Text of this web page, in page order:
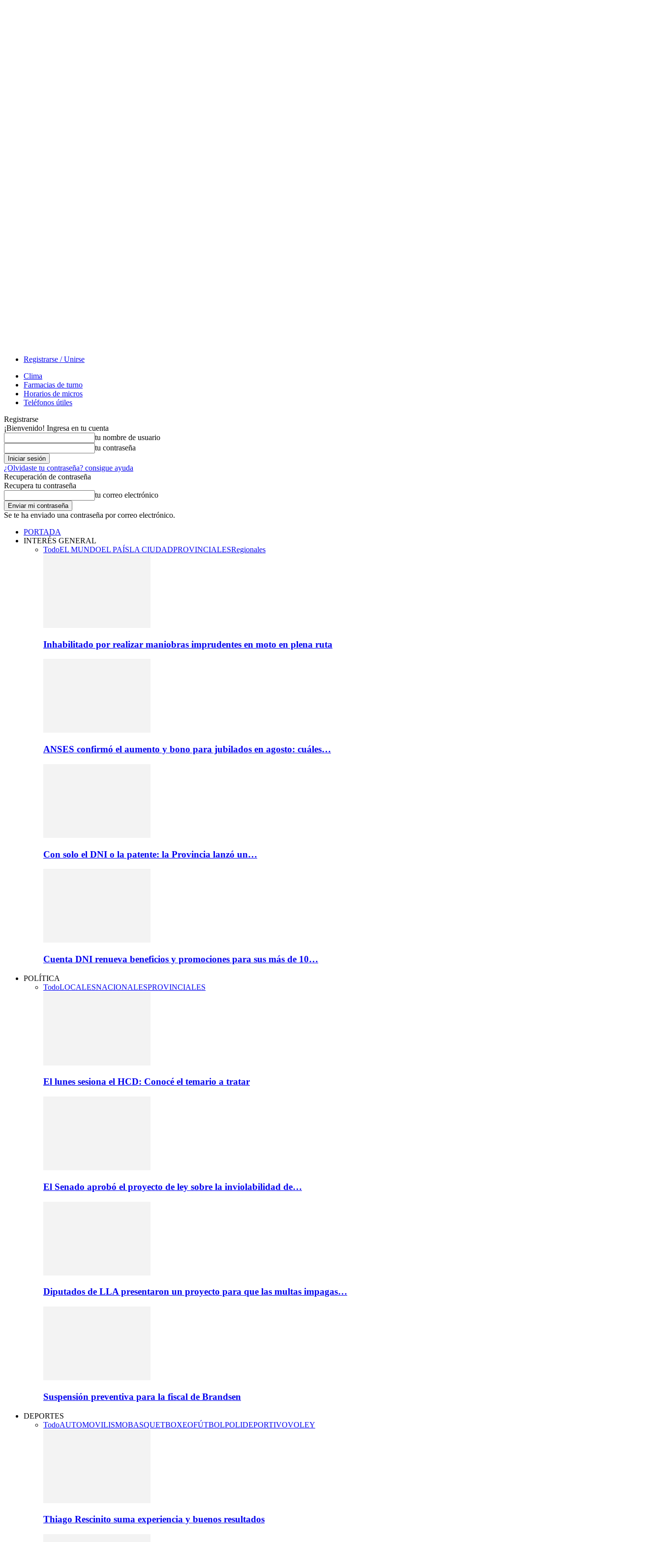
Registrarse / Unirse
Clima
Farmacias de turno
Horarios de micros
Teléfonos útiles
Registrarse
¡Bienvenido! Ingresa en tu cuenta
tu nombre de usuario
tu contraseña
¿Olvidaste tu contraseña? consigue ayuda
Recuperación de contraseña
Recupera tu contraseña
tu correo electrónico
Se te ha enviado una contraseña por correo electrónico.
PORTADA
INTERÉS GENERAL
TodoEL MUNDOEL PAÍSLA CIUDADPROVINCIALESRegionales
Inhabilitado por realizar maniobras imprudentes en moto en plena ruta
ANSES confirmó el aumento y bono para jubilados en agosto: cuáles…
Con solo el DNI o la patente: la Provincia lanzó un…
Cuenta DNI renueva beneficios y promociones para sus más de 10…
POLÍTICA
TodoLOCALESNACIONALESPROVINCIALES
El lunes sesiona el HCD: Conocé el temario a tratar
El Senado aprobó el proyecto de ley sobre la inviolabilidad de…
Diputados de LLA presentaron un proyecto para que las multas impagas…
Suspensión preventiva para la fiscal de Brandsen
DEPORTES
TodoAUTOMOVILISMOBASQUETBOXEOFÚTBOLPOLIDEPORTIVOVOLEY
Thiago Rescinito suma experiencia y buenos resultados